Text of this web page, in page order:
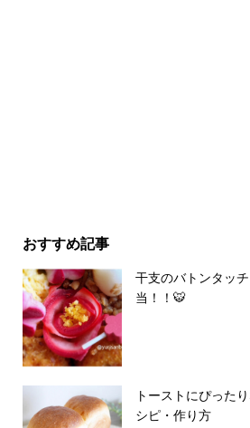
おすすめ記事
干支のバトンタッ
当！！🐯
トーストにぴった
シピ・作り方